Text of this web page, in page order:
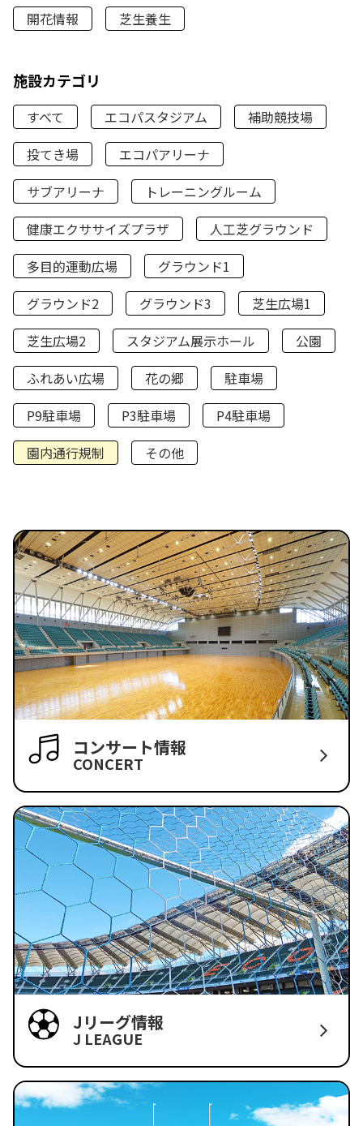
開花情報
芝生養生
施設カテゴリ
すべて エコパスタジアム
補助競技場
投てき場
エコパアリーナ
サブアリーナ
トレーニングルーム
健康エクササイズプラザ
人工芝グラウンド
多目的運動広場
グラウンド1
グラウンド2
グラウンド3
芝生広場1
芝生広場2
スタジアム展示ホール
公園
ふれあい広場
花の郷
駐車場
P9駐車場
P3駐車場
P4駐車場
園内通行規制
その他
コンサート情報
CONCERT
Jリーグ情報
J LEAGUE